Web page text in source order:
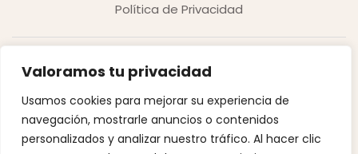
Valoramos tu privacidad
Usamos cookies para mejorar su experiencia de
navegación, mostrarle anuncios o contenidos
personalizados y analizar nuestro tráfico. Al hacer clic
Política de Privacidad
Copyright © 2026. Derechos reservados.